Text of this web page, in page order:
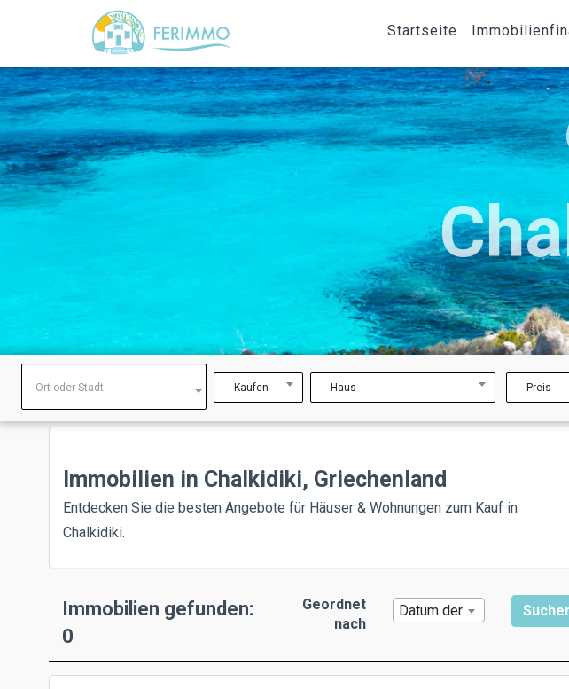
Startseite
Ort oder Stadt Kaufen Haus Preis
Immobilien in Chalkidiki, Griechenland
Entdecken Sie die besten Angebote für Häuser & Wohnungen zum Kauf in
Chalkidiki.
Immobilien gefunden:
0
Geordnet
nach
Datum der Veröffentlichung